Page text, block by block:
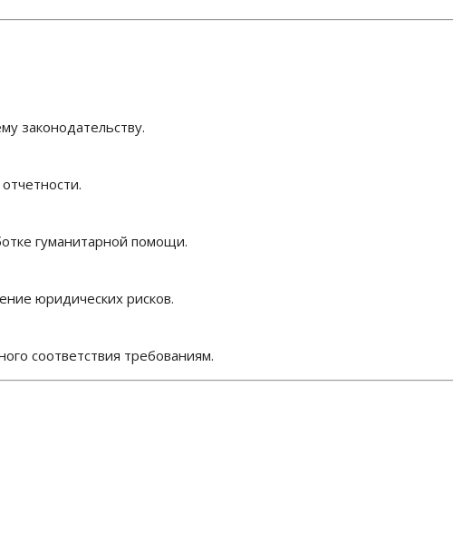
законодательству.
гуманитарной помощи.
юридических рисков.
соответствия требованиям.